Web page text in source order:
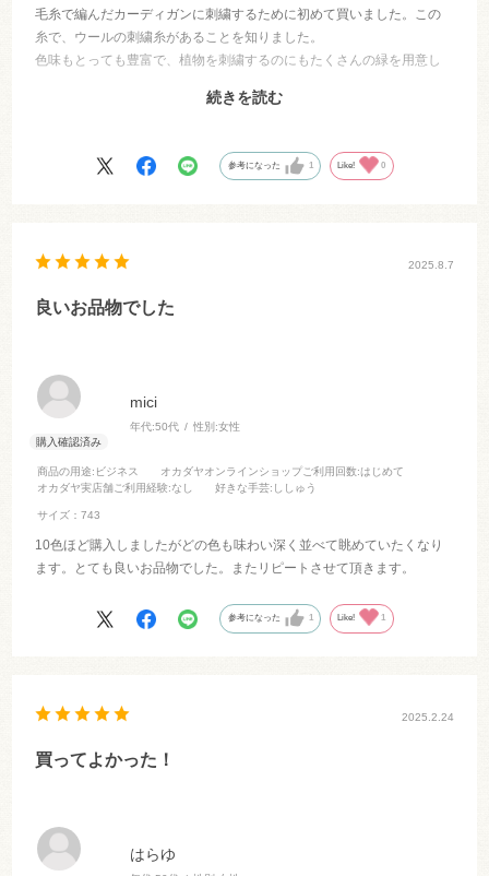
毛糸で編んだカーディガンに刺繍するために初めて買いました。この
糸で、ウールの刺繍糸があることを知りました。
色味もとっても豊富で、植物を刺繍するのにもたくさんの緑を用意し
花の部分ではこの白色を1番使いました。優しい色味の発色で素敵に刺
続きを読む
参考になった 1 Like! 0
mici
年代:50代 性別:女性
商品の用途:ビジネス オカダヤオンラインショップご利用回数:はじめて
オカダヤ実店舗ご利用経験:なし 好きな手芸:ししゅう
サイズ：743
2025.8.7
良いお品物でした
10色ほど購入しましたがどの色も味わい深く並べて眺めていたくなり
ます。とても良いお品物でした。またリピートさせて頂きます。
参考になった 1 Like! 1
はらゆ
2025.2.24
買ってよかった！